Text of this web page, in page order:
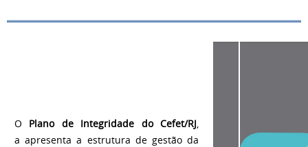
O Plano de Integridade do Cefet/RJ,
a apresenta a estrutura de gestão da